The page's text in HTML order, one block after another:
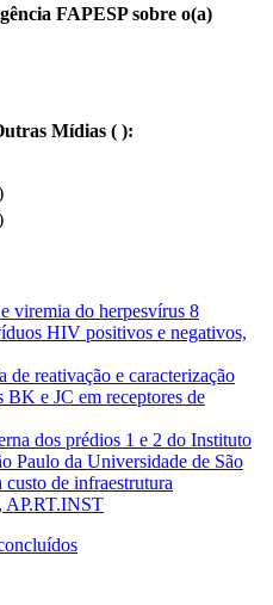
FAPESP sobre o(a)
Mídias ( ):
viremia do herpesvírus 8
HIV positivos e negativos,
de reativação e caracterização
e JC em receptores de
dos prédios 1 e 2 do Instituto
Paulo da Universidade de São
custo de infraestrutura
AP.RT.INST